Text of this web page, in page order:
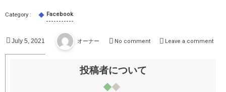
Facebook
July 5 ,2021 オーナー No comment Leave a comment
投稿者について